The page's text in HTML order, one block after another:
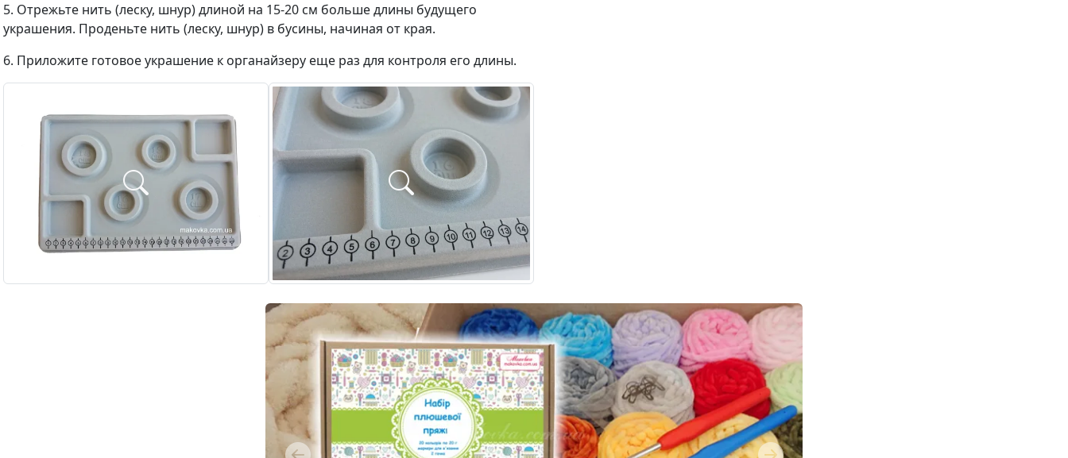
5. Отрежьте нить (леску, шнур) длиной на 15-20 см больше длины будущего
украшения. Проденьте нить (леску, шнур) в бусины, начиная от края.
6. Приложите готовое украшение к органайзеру еще раз для контроля его длины.